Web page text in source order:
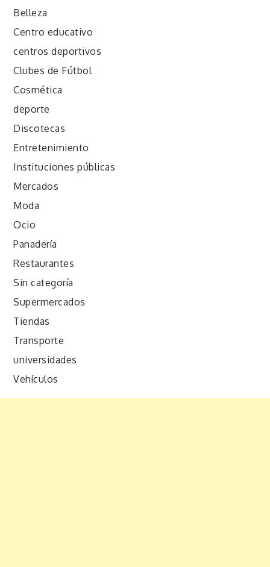
Belleza
Centro educativo
centros deportivos
Clubes de Fútbol
Cosmética
deporte
Discotecas
Entretenimiento
Instituciones públicas
Mercados
Moda
Ocio
Panadería
Restaurantes
Sin categoría
Supermercados
Tiendas
Transporte
universidades
Vehículos